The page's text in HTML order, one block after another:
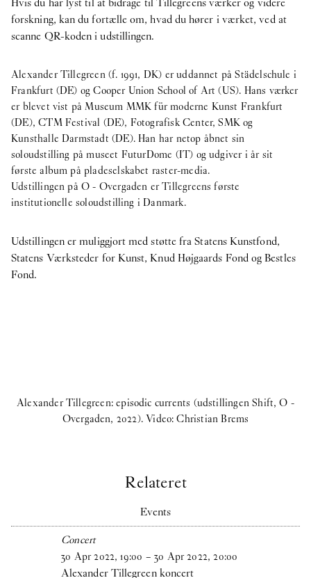
forskning, kan du fortælle om, hvad du hører i værket, ved at
scanne QR-koden i udstillingen.
Alexander Tillegreen (f. 1991, DK) er uddannet på Städelschule i
Frankfurt (DE) og Cooper Union School of Art (US). Hans værker
er blevet vist på Museum MMK für moderne Kunst Frankfurt
(DE), CTM Festival (DE), Fotografisk Center, SMK og
Kunsthalle Darmstadt (DE). Han har netop åbnet sin
soloudstilling på museet FuturDome (IT) og udgiver i år sit
første album på pladeselskabet raster-media.
Udstillingen på O - Overgaden er Tillegreens første
institutionelle soloudstilling i Danmark.
Udstillingen er muliggjort med støtte fra Statens Kunstfond,
Statens Værksteder for Kunst, Knud Højgaards Fond og Bestles
Fond.
Alexander Tillegreen: episodic currents (udstillingen Shift, O -
Overgaden, 2022). Video: Christian Brems
Relateret
Events
Concert
30 Apr 2022,19:00 – 30 Apr 2022,20:00
Alexander Tillegreen koncert